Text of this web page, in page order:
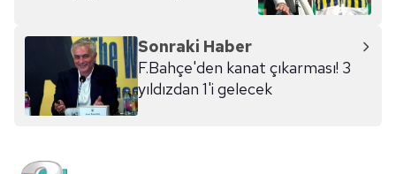
Sonraki Haber
F.Bahçe'den kanat çıkarması! 3
yıldızdan 1'i gelecek